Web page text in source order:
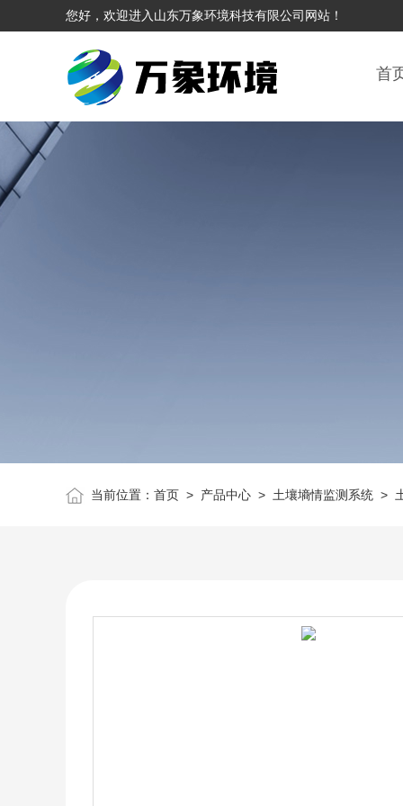
您好，欢迎进入山东万象环境科技有限公司网站！
首
当前位置： 首页> 产品中心> 土壤墒情监测系统>